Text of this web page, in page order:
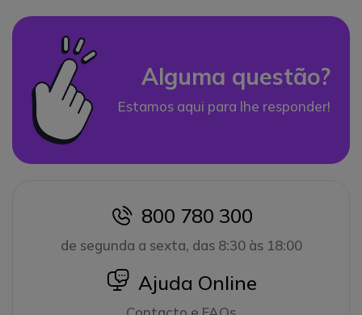
Alguma questão?
Estamos aqui para lhe responder!
icon
800 780 300
de segunda a sexta, das 8:30 às 18:00
icon
Ajuda Online